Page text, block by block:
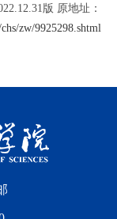
版 原地址：
zw/9925298.shtml